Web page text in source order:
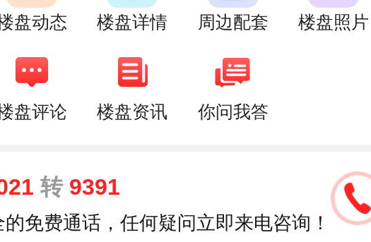
盘动态 楼盘详情 周边配套 楼盘照片
盘评论 楼盘资讯 你问我答
转9391
免费通话，任何疑问立即来电咨询！